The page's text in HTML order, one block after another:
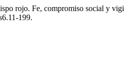
rojo. Fe, compromiso social y
199.